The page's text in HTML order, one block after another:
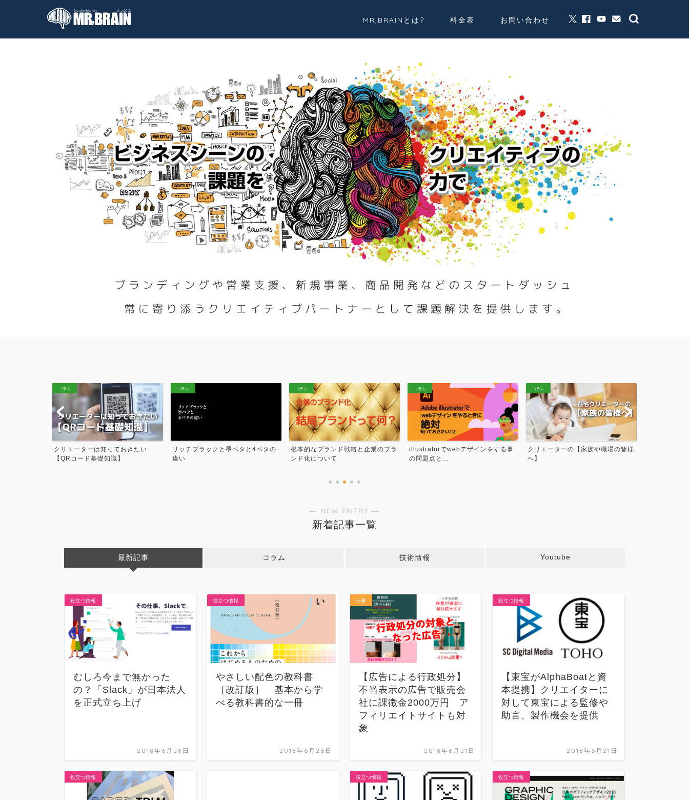
MR,BRAINとは? 料金表 お問い合わせ
コラム
クリエーターは知っておきたい
【QRコード基礎知識】
コラム
リッチブラックと墨ベタと4ベタの
違い
コラム
根本的なブランド戦略と企業のブラ
ンド化について
コラム
illustratorでwebデザインをする事
の問題点と...
コラム
クリエーターの【家族や職場の皆様
へ】
― NEW ENTRY ―
新着記事一覧
最新記事 コラム 技術情報 Youtube
役立つ情報
むしろ今まで無かった
の？「Slack」が日本法人
を正式立ち上げ
2018年6月28日
役立つ情報
やさしい配色の教科書
［改訂版］ 基本から学
べる教科書的な一冊
2018年6月26日
仕事
【広告による行政処分】
不当表示の広告で販売会
社に課徴金2000万円 ア
フィリエイトサイトも対
象
2018年6月21日
役立つ情報
【東宝がAlphaBoatと資
本提携】クリエイターに
対して東宝による監修や
助言、製作機会を提供
2018年6月21日
役立つ情報 役立つ情報 役立つ情報